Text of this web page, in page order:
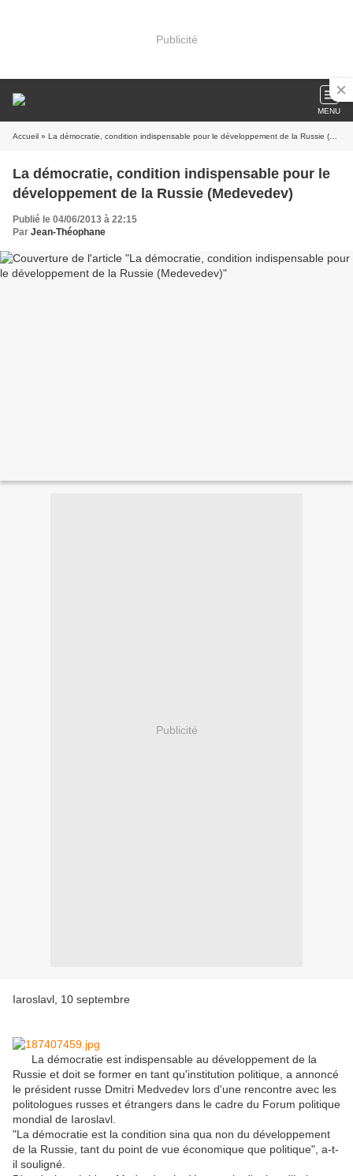
Publicité
MENU
Accueil » La démocratie, condition indispensable pour le développement de la Russie (Medevedev)
La démocratie, condition indispensable pour le
développement de la Russie (Medevedev)
Publié le 04/06/2013 à 22:15
Par Jean-Théophane
Publicité
Iaroslavl, 10 septembre
La démocratie est indispensable au développement de la
Russie et doit se former en tant qu'institution politique, a annoncé
le président russe Dmitri Medvedev lors d'une rencontre avec les
politologues russes et étrangers dans le cadre du Forum politique
mondial de Iaroslavl.
"La démocratie est la condition sina qua non du développement
de la Russie, tant du point de vue économique que politique", a-t-
il souligné.